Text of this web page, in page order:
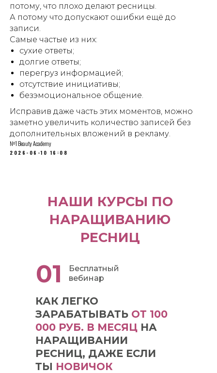
потому, что плохо делают ресницы.
А потому что допускают ошибки ещё до
записи.
Самые частые из них:
сухие ответы;
долгие ответы;
перегруз информацией;
отсутствие инициативы;
безэмоциональное общение.
Исправив даже часть этих моментов, можно
заметно увеличить количество записей без
дополнительных вложений в рекламу.
№1 Beauty Academy
2026-06-10 16:08
НАШИ КУРСЫ ПО
НАРАЩИВАНИЮ
РЕСНИЦ
КАК ЛЕГКО
ЗАРАБАТЫВАТЬ ОТ 100
000 РУБ. В МЕСЯЦ НА
НАРАЩИВАНИИ
РЕСНИЦ, ДАЖЕ ЕСЛИ
ТЫ НОВИЧОК
Бесплатный
вебинар
01